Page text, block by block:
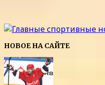
НОВОЕ НА САЙТЕ